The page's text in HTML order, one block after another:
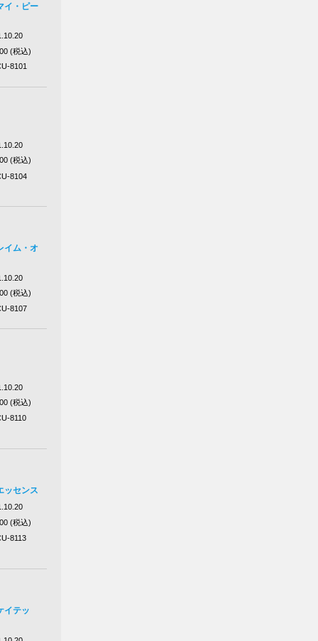
イ・ピー
(税込)
8101
(税込)
8104
イム・オ
(税込)
8107
(税込)
8110
ッセンス
(税込)
8113
イテッ